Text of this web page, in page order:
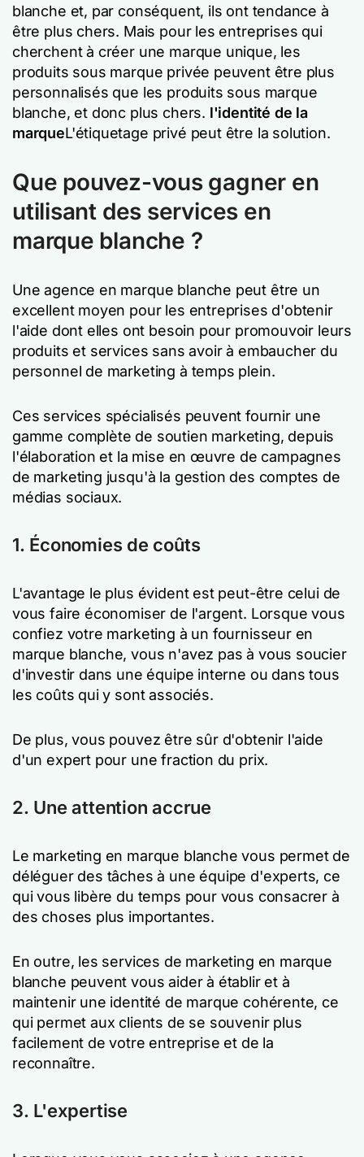
blanche et, par conséquent, ils ont tendance à
être plus chers. Mais pour les entreprises qui
cherchent à créer une marque unique, les
produits sous marque privée peuvent être plus
personnalisés que les produits sous marque
blanche, et donc plus chers. l'identité de la
marqueL'étiquetage privé peut être la solution.
Que pouvez-vous gagner en
utilisant des services en
marque blanche ?
Une agence en marque blanche peut être un
excellent moyen pour les entreprises d'obtenir
l'aide dont elles ont besoin pour promouvoir leurs
produits et services sans avoir à embaucher du
personnel de marketing à temps plein.
Ces services spécialisés peuvent fournir une
gamme complète de soutien marketing, depuis
l'élaboration et la mise en œuvre de campagnes
de marketing jusqu'à la gestion des comptes de
médias sociaux.
1. Économies de coûts
L'avantage le plus évident est peut-être celui de
vous faire économiser de l'argent. Lorsque vous
confiez votre marketing à un fournisseur en
marque blanche, vous n'avez pas à vous soucier
d'investir dans une équipe interne ou dans tous
les coûts qui y sont associés.
De plus, vous pouvez être sûr d'obtenir l'aide
d'un expert pour une fraction du prix.
2. Une attention accrue
Le marketing en marque blanche vous permet de
déléguer des tâches à une équipe d'experts, ce
qui vous libère du temps pour vous consacrer à
des choses plus importantes.
En outre, les services de marketing en marque
blanche peuvent vous aider à établir et à
maintenir une identité de marque cohérente, ce
qui permet aux clients de se souvenir plus
facilement de votre entreprise et de la
reconnaître.
3. L'expertise